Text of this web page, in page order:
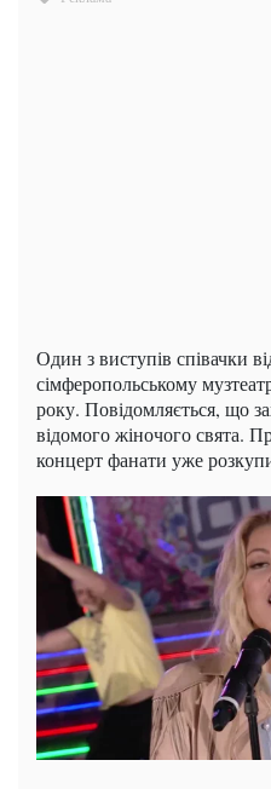
Один з виступів співачки
сімферопольському
року. Повідомляється, що
відомого жіночого свята.
концерт фанати уже